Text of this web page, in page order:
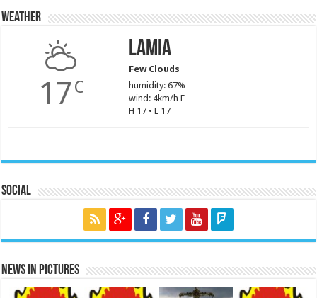
Weather
17 C
Lamia
Few Clouds
humidity: 67%
wind: 4km/h E
H 17 • L 17
Social
News in Pictures